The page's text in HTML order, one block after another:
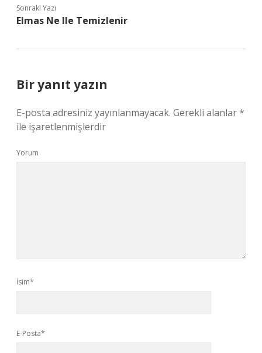
Sonraki Yazı
Elmas Ne Ile Temizlenir
Bir yanıt yazın
E-posta adresiniz yayınlanmayacak. Gerekli alanlar*
ile işaretlenmişlerdir
Yorum
İsim*
E-Posta*